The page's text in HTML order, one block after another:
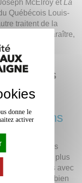
McElroy et La
Québécois Louis-
traitent de la
les faire disparaître,
de
salle des
la
sans
que nous
bouleversent plus
nos liens avec
aussi bien
donne le
activer